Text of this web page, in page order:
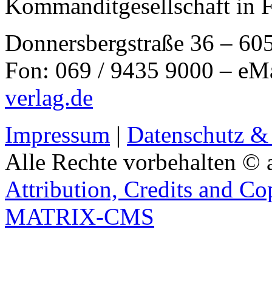
Kommanditgesellschaft in
Donnersbergstraße 36 –
Fon: 069 / 9435 9000 –
verlag.de
Impressum | Datenschutz
Alle Rechte vorbehalten ©
Attribution, Credits and
MATRIX-CMS